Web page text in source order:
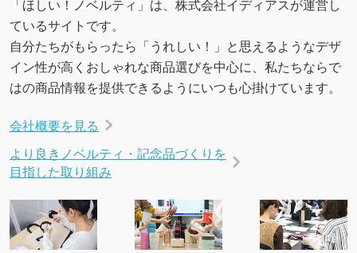
「ほしい！ノベルティ」は、株式会社イディアスが運営し
ているサイトです。
自分たちがもらったら「うれしい！」と思えるようなデザ
イン性が高くおしゃれな商品選びを中心に、私たちならで
はの商品情報を提供できるようにいつも心掛けています。
会社概要を見る
より良きノベルティ・記念品づくりを
目指した取り組み